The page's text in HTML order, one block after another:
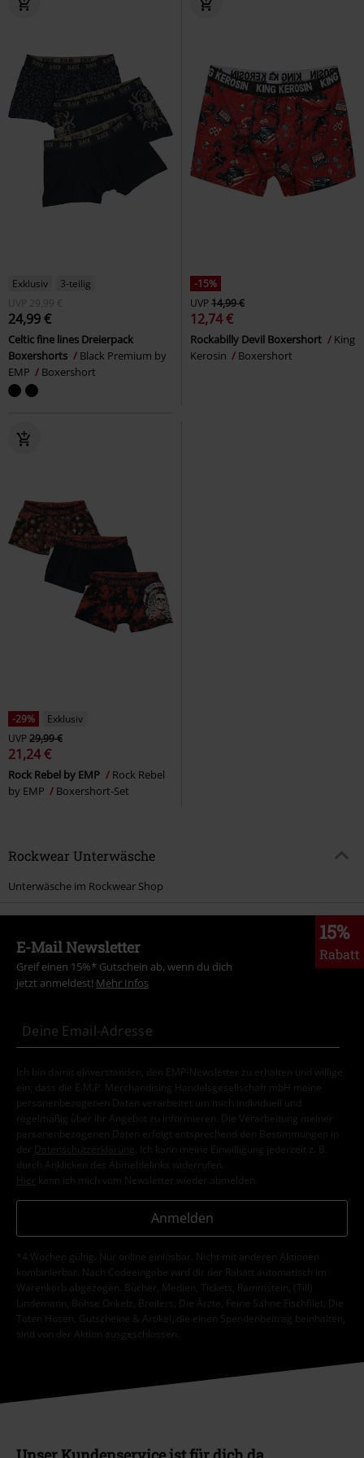
Exklusiv
3-teilig
UVP
29,99 €
24,99 €
Celtic fine lines Dreierpack
Boxershorts
Black Premium by
EMP
Boxershort
-15%
UVP14,99 €
12,74 €
Rockabilly Devil Boxershort
King
Kerosin
Boxershort
-29%
Exklusiv
UVP29,99 €
21,24 €
Rock Rebel by EMP
Rock Rebel
by EMP
Boxershort-Set
Rockwear Unterwäsche
Unterwäsche im Rockwear Shop
15%
Rabatt
E-Mail Newsletter
Greif einen 15%* Gutschein ab, wenn du dich
jetzt anmeldest! Mehr Infos
Ich bin damit einverstanden, den EMP-Newsletter zu erhalten und willige
ein, dass die E.M.P. Merchandising Handelsgesellschaft mbH meine
personenbezogenen Daten verarbeitet um mich individuell und
regelmäßig über ihr Angebot zu informieren. Die Verarbeitung meiner
personenbezogenen Daten erfolgt entsprechend den Bestimmungen in
der
Datenschutzerklärung
. Ich kann meine Einwilligung jederzeit z. B.
durch Anklicken des Abmeldelinks widerrufen.
Hier kann ich mich vom Newsletter wieder abmelden.
Anmelden
*4 Wochen gültig. Nur online einlösbar. Nicht mit anderen Aktionen
kombinierbar. Nach Codeeingabe wird dir der Rabatt automatisch im
Warenkorb abgezogen. Bücher, Medien, Tickets, Rammstein, (Till)
Lindemann, Böhse Onkelz, Broilers, Die Ärzte, Feine Sahne Fischfilet, Die
Toten Hosen, Gutscheine & Artikel, die einen Spendenbeitrag beinhalten,
sind von der Aktion ausgeschlossen.